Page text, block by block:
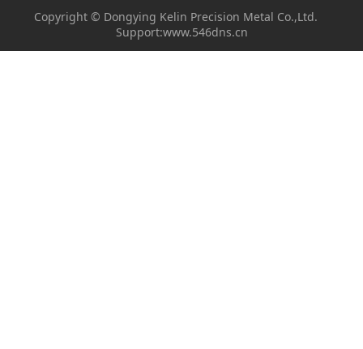
Copyright © Dongying Kelin Precision Metal Co.,Ltd.
Support:www.546dns.cn